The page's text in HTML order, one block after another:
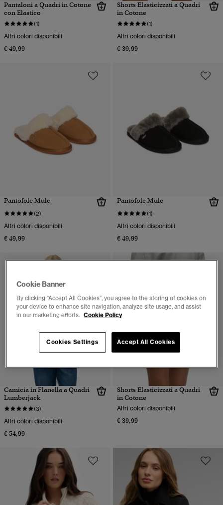
Pantaloni a Quadri in Cotone
con Elastico
(1)
Altri colori disponibili
€ 49,99
Shorts Elasticizzati a Quadri
in Cotone
(1)
Altri colori disponibili
€ 39,99
Pantofole Mule
(2)
Altri colori disponibili
€ 49,99
Pantofole Mule
(1)
Altri colori disponibili
€ 49,99
Camicia in Flanella a Quadri
Lumberjack
(3)
Altri colori disponibili
€ 54,99
Shorts Elasticizzati a Quadri
in Cotone
Altri colori disponibili
€ 39,99
Cookie Banner
By clicking “Accept All Cookies”, you agree to the storing of cookies on
your device to enhance site navigation, analyze site usage, and assist
in our marketing efforts. Cookie Policy
Cookies Settings Accept All Cookies